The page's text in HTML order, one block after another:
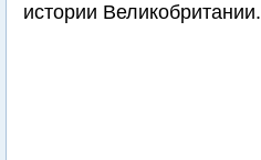
истории Великобритании.